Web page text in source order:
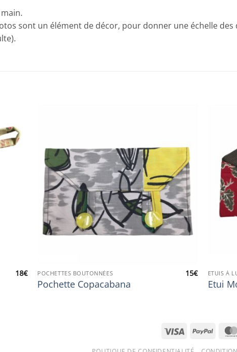
sont un élément de décor, pour donner une échelle
18€ POCHETTES BOUTONNÉES
Pochette Copacabana
15€ ETUIS À
Etui
Visa PayPal